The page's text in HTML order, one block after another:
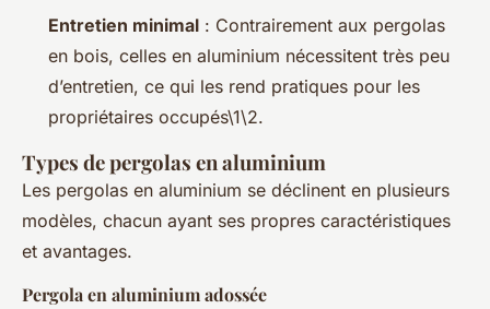
Entretien minimal : Contrairement aux pergolas
en bois, celles en aluminium nécessitent très peu
d’entretien, ce qui les rend pratiques pour les
propriétaires occupés\1\2.
Types de pergolas en aluminium
Les pergolas en aluminium se déclinent en plusieurs
modèles, chacun ayant ses propres caractéristiques
et avantages.
Pergola en aluminium adossée